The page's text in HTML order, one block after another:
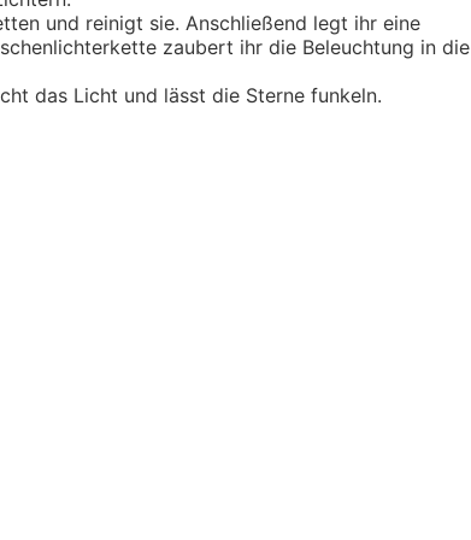
und reinigt sie. Anschließend legt ihr eine
zaubert ihr die Beleuchtung in die
das Licht und lässt die Sterne funkeln.